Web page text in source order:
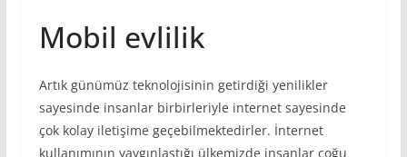
Mobil evlilik
Artık günümüz teknolojisinin getirdiği yenilikler
sayesinde insanlar birbirleriyle internet sayesinde
çok kolay iletişime geçebilmektedirler. İnternet
kullanımının yaygınlaştığı ülkemizde insanlar çoğu